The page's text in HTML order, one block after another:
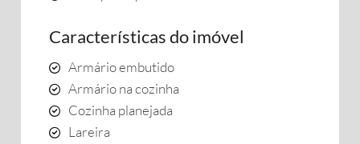
Características do imóvel
Armário embutido
Armário na cozinha
Cozinha planejada
Lareira